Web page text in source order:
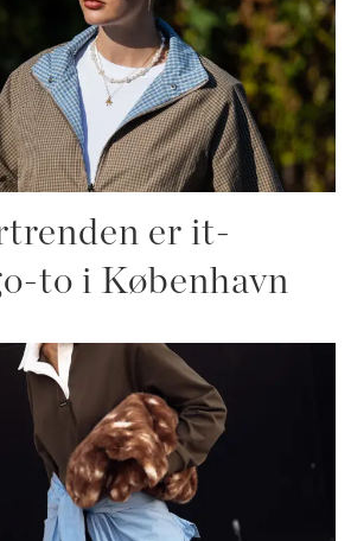
er it-
to i København